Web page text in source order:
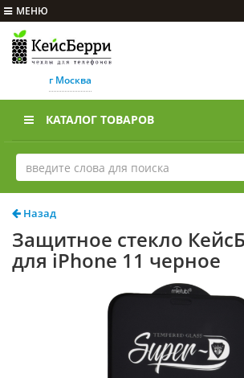
МЕНЮ
г Москва
КАТАЛОГ ТОВАРОВ
Назад
Защитное стекло
для iPhone 11 черное